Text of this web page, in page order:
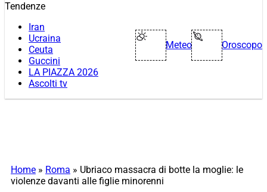
Tendenze
Iran
Ucraina
Ceuta
Guccini
LA PIAZZA 2026
Ascolti tv
Meteo Oroscopo
Home » Roma » Ubriaco massacra di botte la moglie: le
violenze davanti alle figlie minorenni